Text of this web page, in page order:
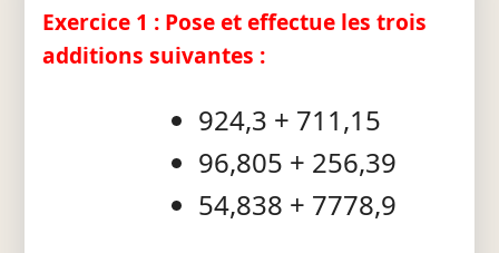
Exercice 1 : Pose et effectue les trois
additions suivantes :
924,3 + 711,15
96,805 + 256,39
54,838 + 7778,9